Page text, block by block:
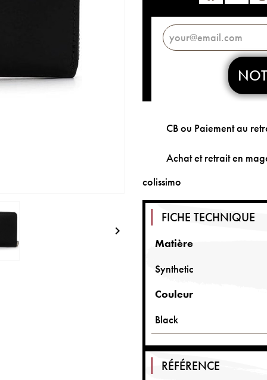
CB ou Paiement au
Achat et retrait en
colissimo
FICHE TECHNIQUE
Matière
Synthetic
Couleur
Black
RÉFÉRENCE
